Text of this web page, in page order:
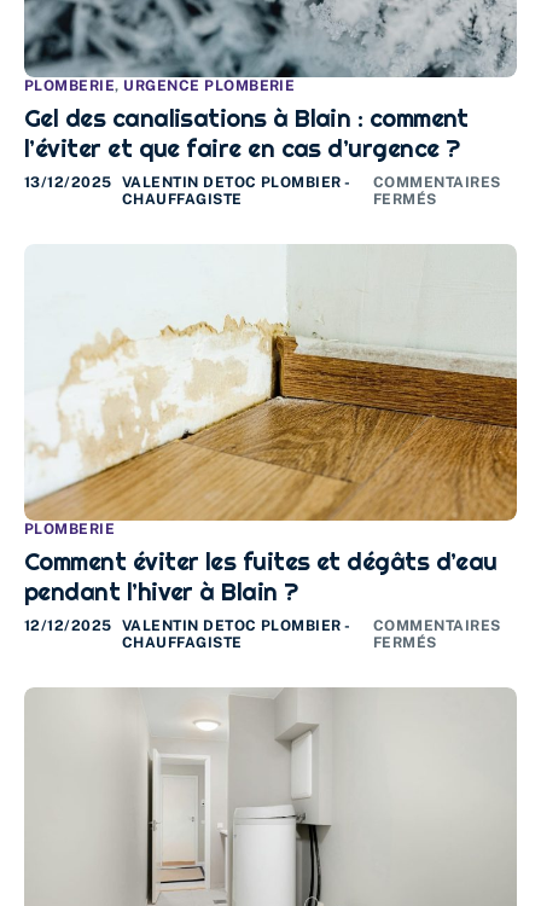
PLOMBERIE, URGENCE PLOMBERIE
Gel des canalisations à Blain : comment
l’éviter et que faire en cas d’urgence ?
13/12/2025
VALENTIN DETOC PLOMBIER -
CHAUFFAGISTE
COMMENTAIRES
FERMÉS
PLOMBERIE
Comment éviter les fuites et dégâts d’eau
pendant l’hiver à Blain ?
12/12/2025
VALENTIN DETOC PLOMBIER -
CHAUFFAGISTE
COMMENTAIRES
FERMÉS